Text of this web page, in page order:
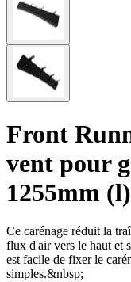
Front
vent pour
1255mm (l)
Ce carénage réduit la
flux d'air vers le haut et
est facile de fixer le
simples.&nbsp;